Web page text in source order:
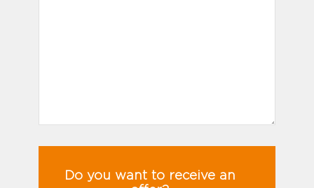
Do you want to receive an